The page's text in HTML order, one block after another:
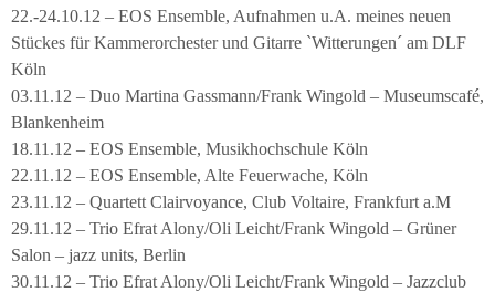
22.-24.10.12 – EOS Ensemble, Aufnahmen u.A. meines neuen
Stückes für Kammerorchester und Gitarre `Witterungen´ am DLF
Köln
03.11.12 – Duo Martina Gassmann/Frank Wingold – Museumscafé,
Blankenheim
18.11.12 – EOS Ensemble, Musikhochschule Köln
22.11.12 – EOS Ensemble, Alte Feuerwache, Köln
23.11.12 – Quartett Clairvoyance, Club Voltaire, Frankfurt a.M
29.11.12 – Trio Efrat Alony/Oli Leicht/Frank Wingold – Grüner
Salon – jazz units, Berlin
30.11.12 – Trio Efrat Alony/Oli Leicht/Frank Wingold – Jazzclub